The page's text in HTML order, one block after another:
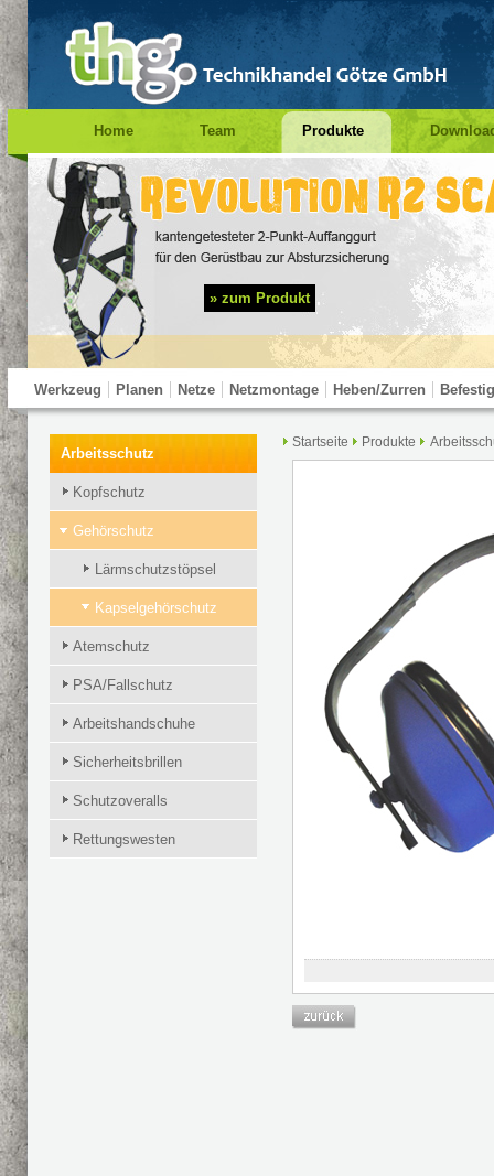
Home Team Produkte
Impressum Suche Prüfung PSA
» zum Produkt
Werkzeug Planen Netze Netzmontage Heben/Zurren
Test Navigation
Arbeitsschutz
Kopfschutz
Gehörschutz
Lärmschutzstöpsel
Kapselgehörschutz
Atemschutz
PSA/Fallschutz
Arbeitshandschuhe
Sicherheitsbrillen
Schutzoveralls
Rettungswesten
Startseite Produkte